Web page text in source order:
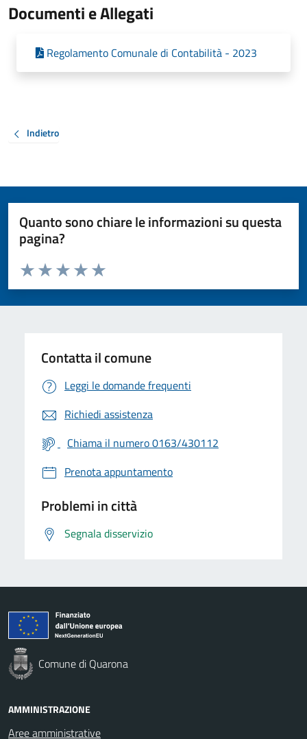
Documenti e Allegati
Regolamento Comunale di Contabilità - 2023
Indietro
Quanto sono chiare le informazioni su questa
pagina?
Valuta da 1 a 5 stelle la pagina
Valuta 5 stelle su 5
Valuta 4 stelle su 5
Valuta 3 stelle su 5
Valuta 2 stelle su 5
Valuta 1 stelle su 5
Contatta il comune
Leggi le domande frequenti
Richiedi assistenza
Chiama il numero 0163/430112
Prenota appuntamento
Problemi in città
Segnala disservizio
Comune di Quarona
AMMINISTRAZIONE
Aree amministrative